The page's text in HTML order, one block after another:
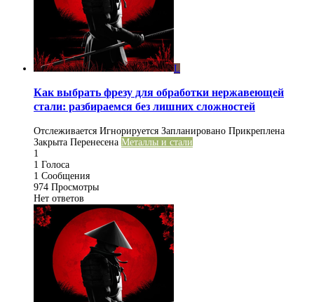
L
Как выбрать фрезу для обработки нержавеющей
стали: разбираемся без лишних сложностей
Отслеживается Игнорируется Запланировано Прикреплена
Закрыта Перенесена Металлы и стали
1
1 Голоса
1 Сообщения
974 Просмотры
Нет ответов